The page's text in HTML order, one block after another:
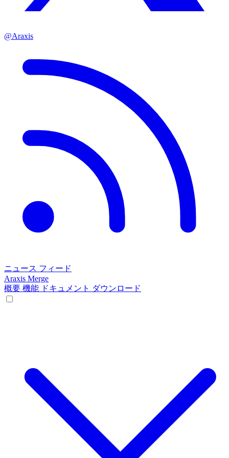
@Araxis
ニュース フィード
Araxis Merge
概要 機能 ドキュメント ダウンロード